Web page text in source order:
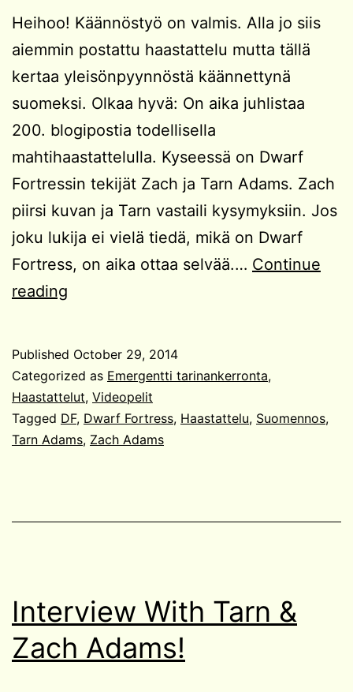
Heihoo! Käännöstyö on valmis. Alla jo siis
aiemmin postattu haastattelu mutta tällä
kertaa yleisönpyynnöstä käännettynä
suomeksi. Olkaa hyvä: On aika juhlistaa
200. blogipostia todellisella
mahtihaastattelulla. Kyseessä on Dwarf
Fortressin tekijät Zach ja Tarn Adams. Zach
piirsi kuvan ja Tarn vastaili kysymyksiin. Jos
joku lukija ei vielä tiedä, mikä on Dwarf
Fortress, on aika ottaa selvää.… Continue
reading
Tarn
&
Zach
Adams
Published October 29, 2014
Categorized as Emergentti tarinankerronta,
Haastattelut, Videopelit
Tagged DF, Dwarf Fortress, Haastattelu, Suomennos,
Tarn Adams, Zach Adams
Interview With Tarn &
Zach Adams!